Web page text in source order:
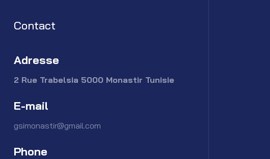
Contact
Adresse
2 Rue Trabelsia 5000 Monastir Tunisie
E-mail
gsimonastir@gmail.com
Phone